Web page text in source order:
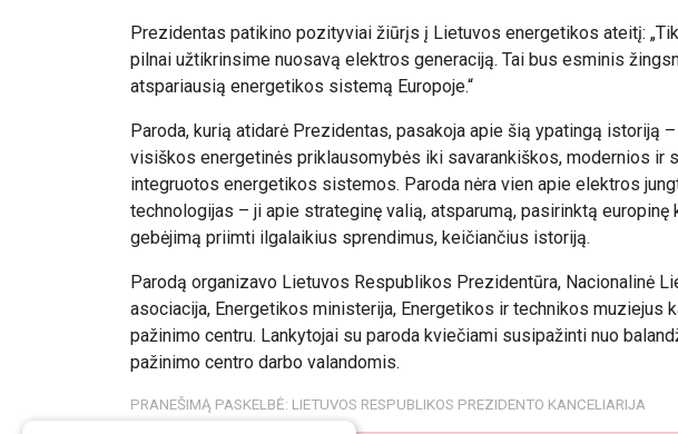
Prezidentas patikino pozityviai žiūrįs į Lietuvos energetikos ateitį:
pilnai užtikrinsime nuosavą elektros generaciją. Tai bus esminis
atspariausią energetikos sistemą Europoje.“
Paroda, kurią atidarė Prezidentas, pasakoja apie šią ypatingą istoriją
visiškos energetinės priklausomybės iki savarankiškos, modernios ir
integruotos energetikos sistemos. Paroda nėra vien apie elektros
technologijas – ji apie strateginę valią, atsparumą, pasirinktą europinę
gebėjimą priimti ilgalaikius sprendimus, keičiančius istoriją.
Parodą organizavo Lietuvos Respublikos Prezidentūra, Nacionalinė
asociacija, Energetikos ministerija, Energetikos ir technikos muziejus
pažinimo centru. Lankytojai su paroda kviečiami susipažinti nuo
pažinimo centro darbo valandomis.
PRANEŠIMĄ PASKELBĖ: LIETUVOS RESPUBLIKOS PREZIDENTO KANCELIARIJA